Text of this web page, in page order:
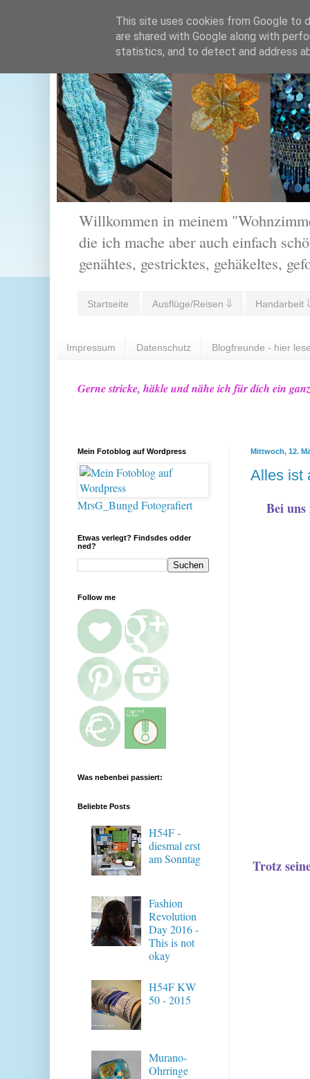
Willkommen in meinem
die ich mache aber auch einfach
genähtes, gestricktes, gehäkeltes,
Startseite Ausflüge/Reisen ⇓ Handarbeit
Impressum Datenschutz Blogfreunde - hier
Gerne stricke, häkle und nähe ich für dich ein
Mittwoch, 12.
Alles ist
Bei
Trotz
Mein Fotoblog auf Wordpress
MrsG_Bungd Fotografiert
Etwas verlegt? Findsdes odder
ned?
Follow me
Was nebenbei passiert:
Beliebte Posts
H54F -
diesmal erst
am Sonntag
Fashion
Revolution
Day 2016 -
This is not
okay
H54F KW
50 - 2015
Murano-
Ohrringe
This site uses cookies from Google to
are shared with Google along with
statistics, and to detect and address